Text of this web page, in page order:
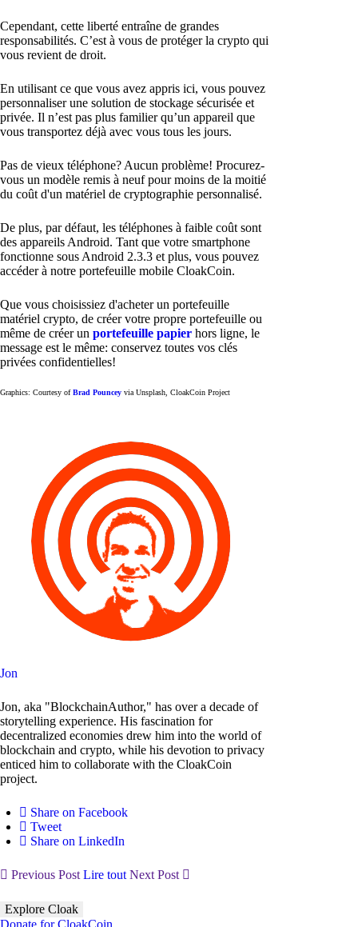
Cependant, cette liberté entraîne de grandes
responsabilités. C’est à vous de protéger la crypto qui
vous revient de droit.
En utilisant ce que vous avez appris ici, vous pouvez
personnaliser une solution de stockage sécurisée et
privée. Il n’est pas plus familier qu’un appareil que
vous transportez déjà avec vous tous les jours.
Pas de vieux téléphone? Aucun problème! Procurez-
vous un modèle remis à neuf pour moins de la moitié
du coût d'un matériel de cryptographie personnalisé.
De plus, par défaut, les téléphones à faible coût sont
des appareils Android. Tant que votre smartphone
fonctionne sous Android 2.3.3 et plus, vous pouvez
accéder à notre portefeuille mobile CloakCoin.
Que vous choisissiez d'acheter un portefeuille
matériel crypto, de créer votre propre portefeuille ou
même de créer un portefeuille papier hors ligne, le
message est le même: conservez toutes vos clés
privées confidentielles!
Graphics: Courtesy ofBrad Pouncey via Unsplash, CloakCoin Project
Jon
Jon, aka "BlockchainAuthor," has over a decade of
storytelling experience. His fascination for
decentralized economies drew him into the world of
blockchain and crypto, while his devotion to privacy
enticed him to collaborate with the CloakCoin
project.
Share on Facebook
Tweet
Share on LinkedIn
Previous Post Lire tout Next Post
Explore Cloak
Donate for CloakCoin